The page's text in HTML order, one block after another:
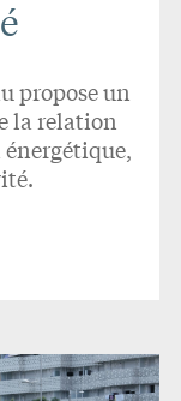
propose un
la relation